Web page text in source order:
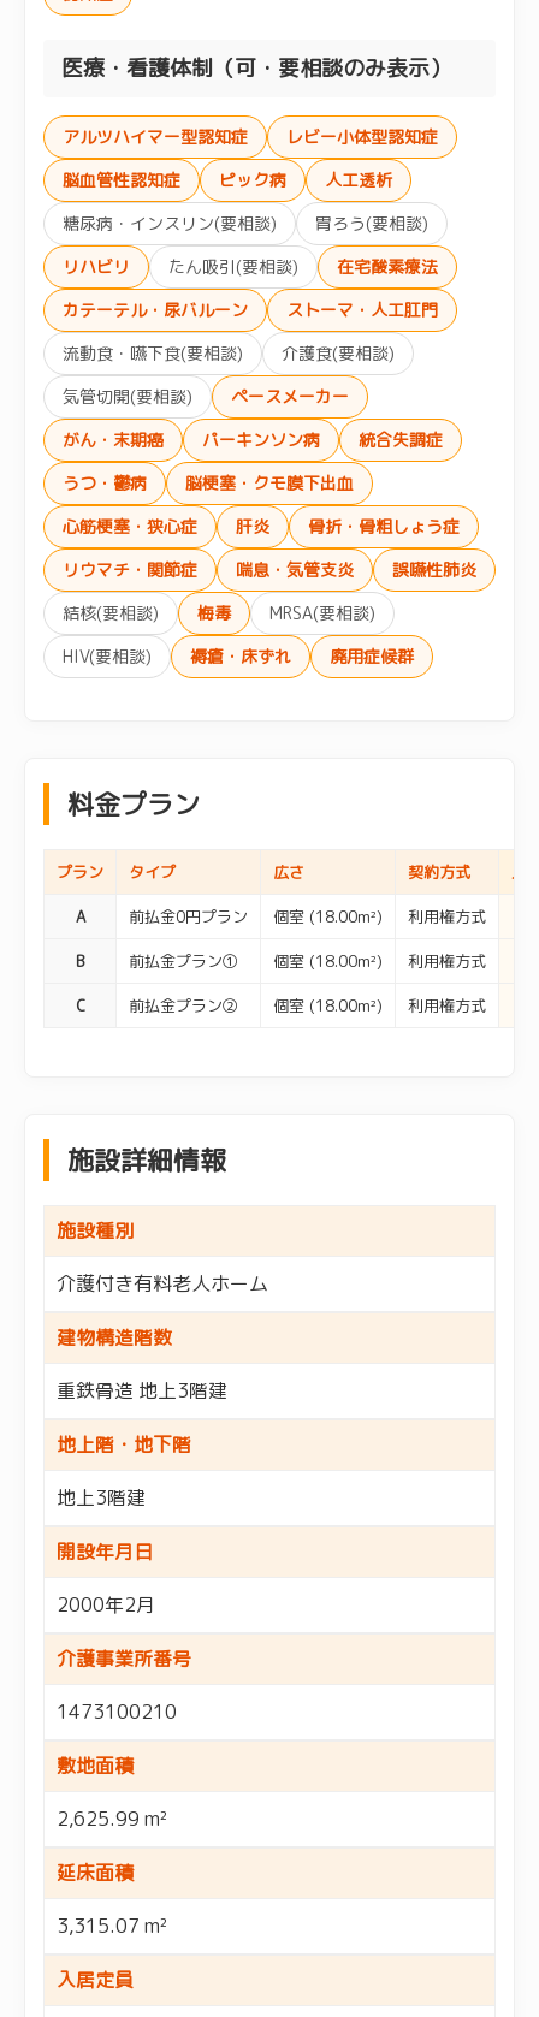
医療・看護体制（可・要相談のみ表示）
アルツハイマー型認知症
レビー小体型認知症
脳血管性認知症
ピック病
人工透析
糖尿病・インスリン(要相談)
胃ろう(要相談)
リハビリ
たん吸引(要相談)
在宅酸素療法
カテーテル・尿バルーン
ストーマ・人工肛門
流動食・嚥下食(要相談)
介護食(要相談)
気管切開(要相談)
ペースメーカー
がん・末期癌
パーキンソン病
統合失調症
うつ・鬱病
脳梗塞・クモ膜下出血
心筋梗塞・狭心症
肝炎
骨折・骨粗しょう症
リウマチ・関節症
喘息・気管支炎
誤嚥性肺炎
結核(要相談)
梅毒
MRSA(要相談)
HIV(要相談)
褥瘡・床ずれ 廃用症候群
料金プラン
プラン タイプ 広さ 契約方式 入
A 前払金0円プラン 個室 (18.00m²) 利用権方式
B 前払金プラン① 個室 (18.00m²) 利用権方式
C 前払金プラン② 個室 (18.00m²) 利用権方式
施設詳細情報
施設種別
介護付き有料老人ホーム
建物構造階数
重鉄骨造 地上3階建
地上階・地下階
地上3階建
開設年月日
2000年2月
介護事業所番号
1473100210
敷地面積
2,625.99 m²
延床面積
3,315.07 m²
入居定員